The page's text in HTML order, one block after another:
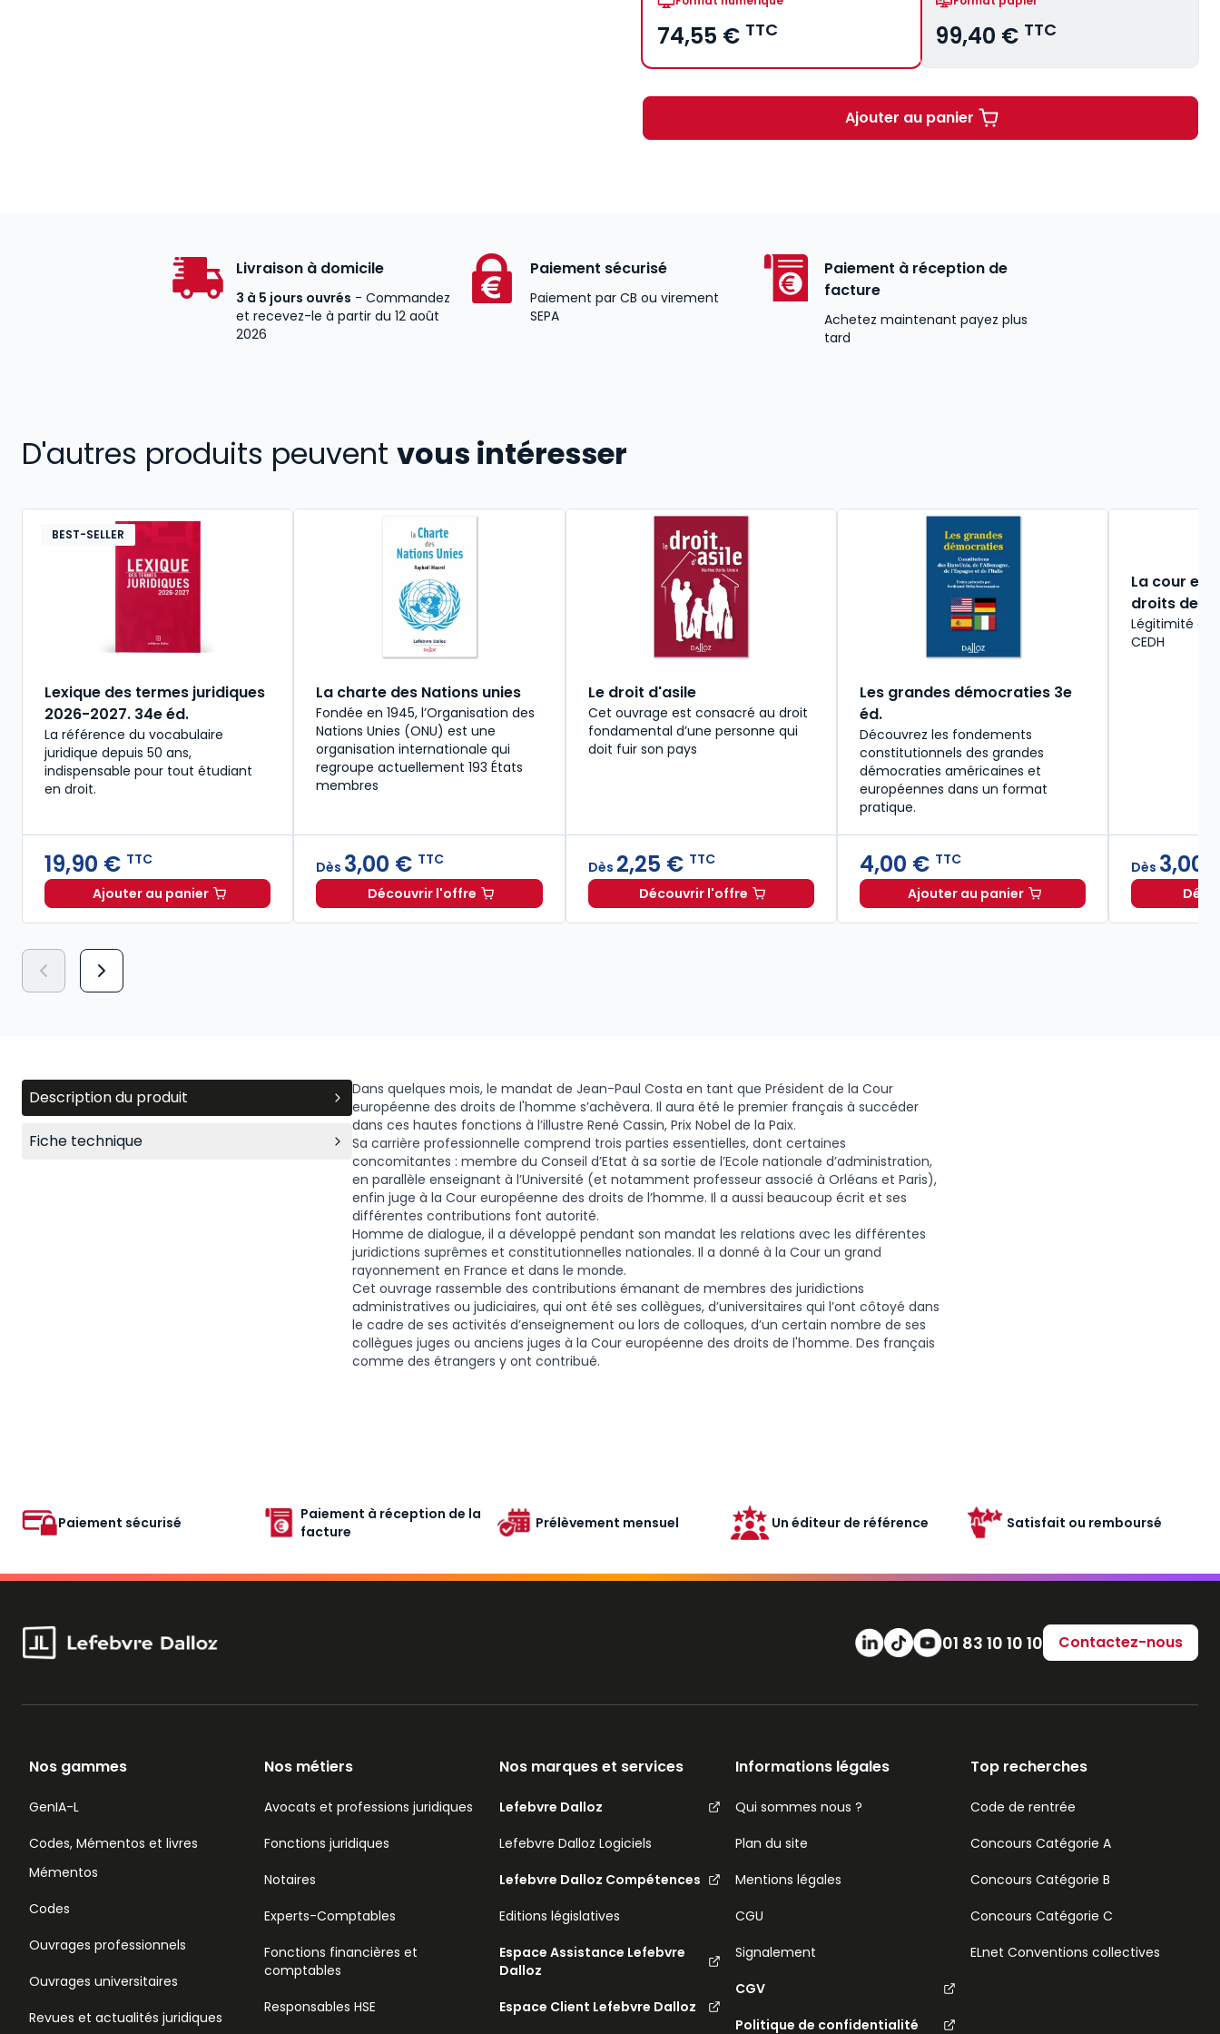
74,55 € TTC 99,40 € TTC
Ajouter au panierMélanges en l'honneur de Jean-Paul
Livraison à domicile
3 à 5 jours ouvrés - Commandez
et recevez-le à partir du 12 août
2026
Paiement sécurisé
Paiement par CB ou virement
SEPA
Paiement à réception de
facture
Achetez maintenant payez plus
tard
D'autres produits peuvent vous intéresser
BEST-SELLER
Lexique des termes juridiques
2026-2027. 34e éd.
La référence du vocabulaire
juridique depuis 50 ans,
indispensable pour tout étudiant
en droit.​
19,90 € TTC
Ajouter au panierLexique des termes juridiques 2026-2027. 34e éd. à 19,90 € TTC
La charte des Nations unies
Fondée en 1945, l’Organisation des
Nations Unies (ONU) est une
organisation internationale qui
regroupe actuellement 193 États
membres
Dès 3,00 € TTC
Découvrir l'offreLa charte des Nations unies à partir deDès3,00 €TTC
Le droit d'asile
Cet ouvrage est consacré au droit
fondamental d’une personne qui
doit fuir son pays
Dès 2,25 € TTC
Découvrir l'offreLe droit d'asile à partir de 2,25 €TTC
Les grandes démocraties 3e
éd.
Découvrez les fondements
constitutionnels des grandes
démocraties américaines et
européennes dans un format
pratique.
4,00 € TTC
Ajouter au panierLes grandes démocraties 3e éd. à
La cour
droits de
Légitimité et
CEDH
Dès 3,00
Description du produit
Fiche technique
Dans quelques mois, le mandat de Jean-Paul Costa en tant que Président de la Cour
européenne des droits de l'homme s’achèvera. Il aura été le premier français à succéder
dans ces hautes fonctions à l’illustre René Cassin, Prix Nobel de la Paix.
Sa carrière professionnelle comprend trois parties essentielles, dont certaines
concomitantes : membre du Conseil d’Etat à sa sortie de l’Ecole nationale d’administration,
en parallèle enseignant à l’Université (et notamment professeur associé à Orléans et Paris),
enfin juge à la Cour européenne des droits de l’homme. Il a aussi beaucoup écrit et ses
différentes contributions font autorité.
Homme de dialogue, il a développé pendant son mandat les relations avec les différentes
juridictions suprêmes et constitutionnelles nationales. Il a donné à la Cour un grand
rayonnement en France et dans le monde.
Cet ouvrage rassemble des contributions émanant de membres des juridictions
administratives ou judiciaires, qui ont été ses collègues, d’universitaires qui l’ont côtoyé dans
le cadre de ses activités d’enseignement ou lors de colloques, d’un certain nombre de ses
collègues juges ou anciens juges à la Cour européenne des droits de l'homme. Des français
comme des étrangers y ont contribué.
Paiement sécurisé
Paiement à réception de la
facture
Prélèvement mensuel Un éditeur de référence Satisfait ou remboursé
Numéro de téléphone
01 83 10 10 10 Contactez-nous
Nos gammes
GenIA-L
Codes, Mémentos et livres
Mémentos
Codes
Ouvrages professionnels
Ouvrages universitaires
Revues et actualités juridiques
Nos métiers
Avocats et professions juridiques
Fonctions juridiques
Notaires
Experts-Comptables
Fonctions financières et
comptables
Responsables HSE
Nos marques et services
Lefebvre Dalloz
Lefebvre Dalloz Logiciels
Lefebvre Dalloz Compétences
Editions législatives
Espace Assistance Lefebvre
Dalloz
Espace Client Lefebvre Dalloz
Informations légales
Qui sommes nous ?
Plan du site
Mentions légales
CGU
Signalement
CGV
Politique de confidentialité
Top recherches
Code de rentrée
Concours Catégorie A
Concours Catégorie B
Concours Catégorie C
ELnet Conventions collectives